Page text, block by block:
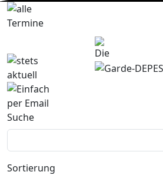
Suche
Sortierung